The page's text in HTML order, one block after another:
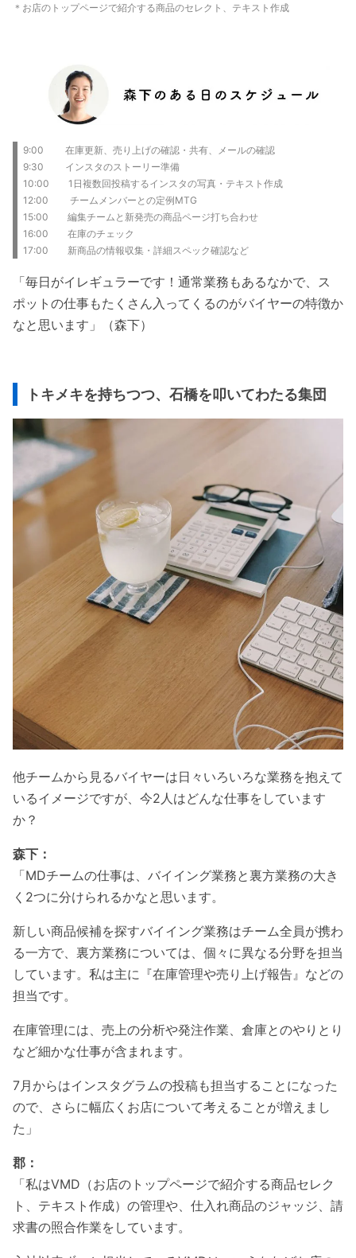
＊お店のトップページで紹介する商品のセレクト、テキスト作成
9:00 在庫更新、売り上げの確認・共有、メールの確認
9:30 インスタのストーリー準備
10:00 1日複数回投稿するインスタの写真・テキスト作成
12:00 チームメンバーとの定例MTG
15:00 編集チームと新発売の商品ページ打ち合わせ
16:00 在庫のチェック
17:00 新商品の情報収集・詳細スペック確認など
「毎日がイレギュラーです！通常業務もあるなかで、ス
ポットの仕事もたくさん入ってくるのがバイヤーの特徴か
なと思います」（森下）
トキメキを持ちつつ、石橋を叩いてわたる集団
他チームから見るバイヤーは日々いろいろな業務を抱えて
いるイメージですが、今2人はどんな仕事をしています
か？
森下：
「MDチームの仕事は、バイイング業務と裏方業務の大き
く2つに分けられるかなと思います。
新しい商品候補を探すバイイング業務はチーム全員が携わ
る一方で、裏方業務については、個々に異なる分野を担当
しています。私は主に『在庫管理や売り上げ報告』などの
担当です。
在庫管理には、売上の分析や発注作業、倉庫とのやりとり
など細かな仕事が含まれます。
7月からはインスタグラムの投稿も担当することになった
ので、さらに幅広くお店について考えることが増えまし
た」
郡：
「私はVMD（お店のトップページで紹介する商品セレク
ト、テキスト作成）の管理や、仕入れ商品のジャッジ、請
求書の照合作業をしています。